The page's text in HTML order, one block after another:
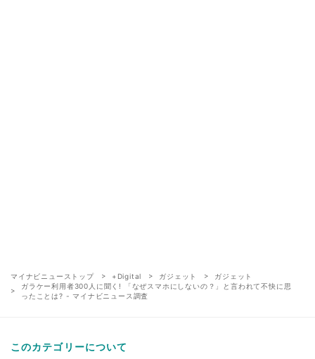
マイナビニューストップ +Digital ガジェット
ガジェット
ガラケー利用者300人に聞く! 「なぜスマホにしないの？」と言われて不快に思
ったことは? - マイナビニュース調査
このカテゴリーについて